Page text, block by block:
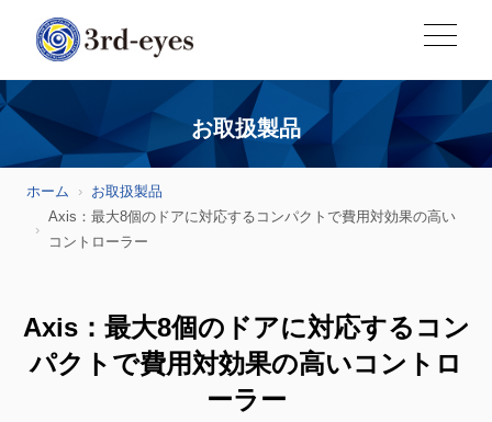
お取扱製品
ホーム
お取扱製品
Axis：最大8個のドアに対応するコンパクトで費用対効果の高い
コントローラー
Axis：最大8個のドアに対応するコン
パクトで費用対効果の高いコントロ
ーラー